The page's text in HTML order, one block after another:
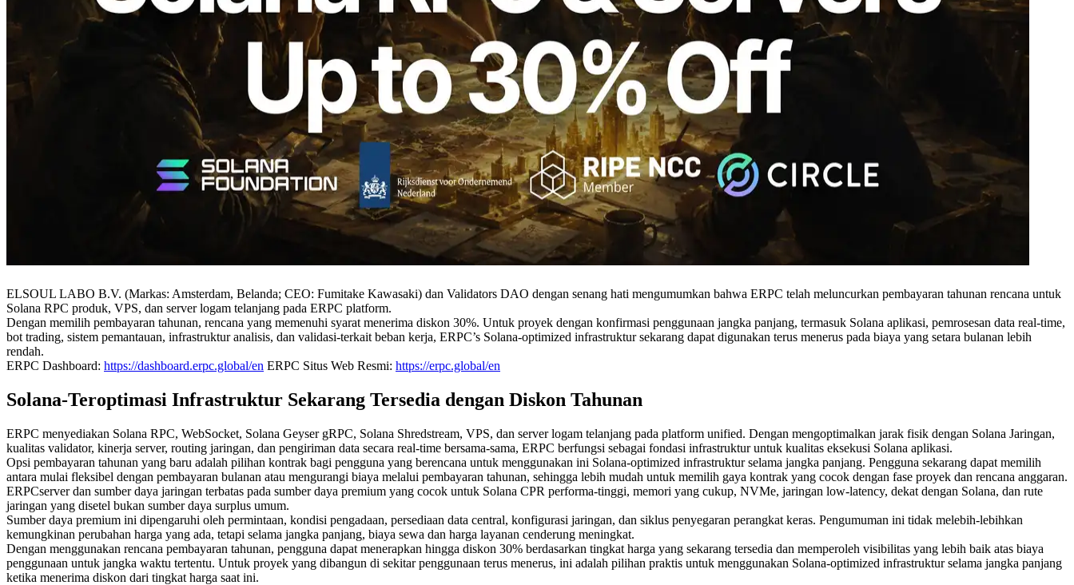
ELSOUL LABO B.V. (Markas: Amsterdam, Belanda; CEO: Fumitake Kawasaki) dan Validators DAO dengan senang hati mengumumkan bahwa ERPC telah meluncurkan pembayaran tahunan rencana untuk
Solana RPC produk, VPS, dan server logam telanjang pada ERPC platform.
Dengan memilih pembayaran tahunan, rencana yang memenuhi syarat menerima diskon 30%. Untuk proyek dengan konfirmasi penggunaan jangka panjang, termasuk Solana aplikasi, pemrosesan data real-time,
bot trading, sistem pemantauan, infrastruktur analisis, dan validasi-terkait beban kerja, ERPC’s Solana-optimized infrastruktur sekarang dapat digunakan terus menerus pada biaya yang setara bulanan lebih
rendah.
ERPC Dashboard: https://dashboard.erpc.global/en ERPC Situs Web Resmi: https://erpc.global/en
Solana-Teroptimasi Infrastruktur Sekarang Tersedia dengan Diskon Tahunan
ERPC menyediakan Solana RPC, WebSocket, Solana Geyser gRPC, Solana Shredstream, VPS, dan server logam telanjang pada platform unified. Dengan mengoptimalkan jarak fisik dengan Solana Jaringan,
kualitas validator, kinerja server, routing jaringan, dan pengiriman data secara real-time bersama-sama, ERPC berfungsi sebagai fondasi infrastruktur untuk kualitas eksekusi Solana aplikasi.
Opsi pembayaran tahunan yang baru adalah pilihan kontrak bagi pengguna yang berencana untuk menggunakan ini Solana-optimized infrastruktur selama jangka panjang. Pengguna sekarang dapat memilih
antara mulai fleksibel dengan pembayaran bulanan atau mengurangi biaya melalui pembayaran tahunan, sehingga lebih mudah untuk memilih gaya kontrak yang cocok dengan fase proyek dan rencana anggaran.
ERPCserver dan sumber daya jaringan terbatas pada sumber daya premium yang cocok untuk Solana CPR performa-tinggi, memori yang cukup, NVMe, jaringan low-latency, dekat dengan Solana, dan rute
jaringan yang disetel bukan sumber daya surplus umum.
Sumber daya premium ini dipengaruhi oleh permintaan, kondisi pengadaan, persediaan data central, konfigurasi jaringan, dan siklus penyegaran perangkat keras. Pengumuman ini tidak melebih-lebihkan
kemungkinan perubahan harga yang ada, tetapi selama jangka panjang, biaya sewa dan harga layanan cenderung meningkat.
Dengan menggunakan rencana pembayaran tahunan, pengguna dapat menerapkan hingga diskon 30% berdasarkan tingkat harga yang sekarang tersedia dan memperoleh visibilitas yang lebih baik atas biaya
penggunaan untuk jangka waktu tertentu. Untuk proyek yang dibangun di sekitar penggunaan terus menerus, ini adalah pilihan praktis untuk menggunakan Solana-optimized infrastruktur selama jangka panjang
ketika menerima diskon dari tingkat harga saat ini.